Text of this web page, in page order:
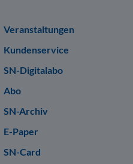
Veranstaltungen
Kundenservice
SN-Digitalabo
Abo
SN-Archiv
E-Paper
SN-Card